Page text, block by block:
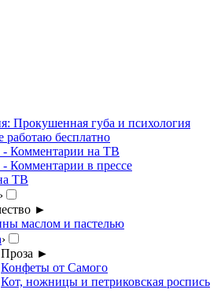
Прокушенная губа и психология
работаю бесплатно
- Комментарии на ТВ
Комментарии в прессе
ТВ
›
►
маслом и пастелью
›
Проза ►
Конфеты от Самого
Кот, ножницы и петриковская роспись